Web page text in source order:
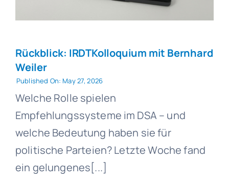
Rückblick: IRDTKolloquium mit Bernhard
Weiler
Published On: May 27, 2026
Welche Rolle spielen
Empfehlungssysteme im DSA – und
welche Bedeutung haben sie für
politische Parteien? Letzte Woche fand
ein gelungenes[...]